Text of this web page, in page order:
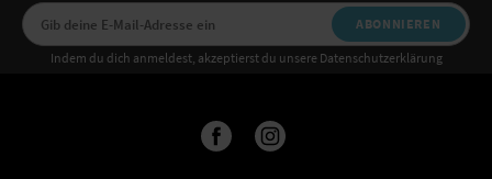
ABONNIEREN
Indem du dich anmeldest, akzeptierst du unsere Datenschutzerklärung